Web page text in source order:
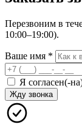
Перезвоним в
10:00–19:00).
Ваше имя *
Я согласен(-
Жду звонка